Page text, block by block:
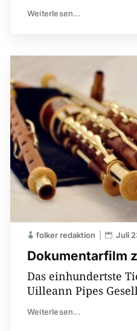
Weiterlesen...
Dokumentarfilm
folker redaktion Juli
Das einhundertste
Uilleann Pipes
Weiterlesen...